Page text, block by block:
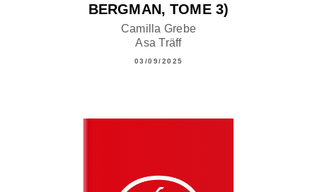
BERGMAN, TOME 3)
Camilla Grebe
Asa Träff
03/09/2025